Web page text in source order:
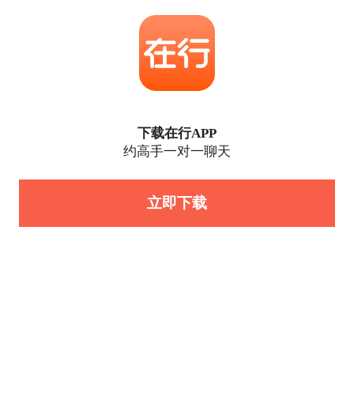
下载在行APP
约高手一对一聊天
立即下载